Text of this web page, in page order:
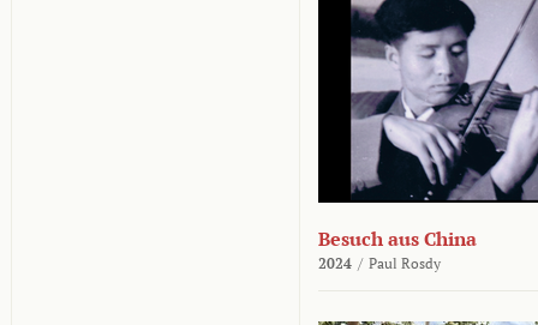
Besuch aus China
2024 / Paul Rosdy